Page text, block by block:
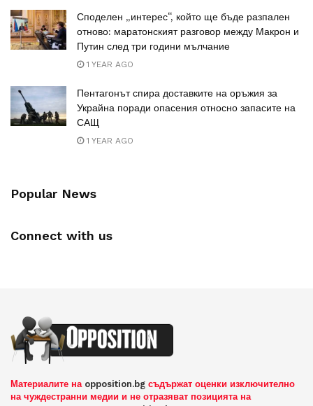
Споделен „интерес“, който ще бъде разпален
отново: маратонският разговор между Макрон и
Путин след три години мълчание
1 YEAR AGO
Пентагонът спира доставките на оръжия за
Украйна поради опасения относно запасите на
САЩ
1 YEAR AGO
Popular News
Connect with us
Материалите на opposition.bg съдържат оценки изключително
на чуждестранни медии и не отразяват позицията на